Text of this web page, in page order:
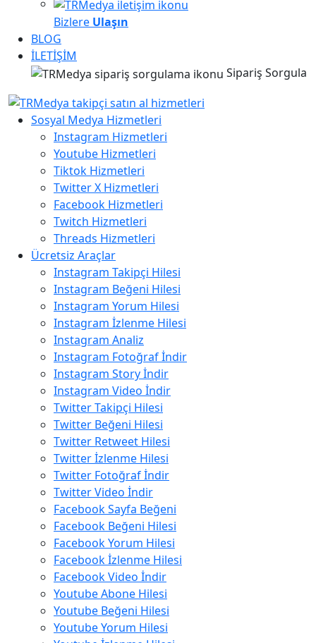
Bizlere Ulaşın
BLOG
İLETİŞİM
Sipariş Sorgula
Sosyal Medya Hizmetleri
Instagram Hizmetleri
Youtube Hizmetleri
Tiktok Hizmetleri
Twitter X Hizmetleri
Facebook Hizmetleri
Twitch Hizmetleri
Threads Hizmetleri
Ücretsiz Araçlar
Instagram Takipçi Hilesi
Instagram Beğeni Hilesi
Instagram Yorum Hilesi
Instagram İzlenme Hilesi
Instagram Analiz
Instagram Fotoğraf İndir
Instagram Story İndir
Instagram Video İndir
Twitter Takipçi Hilesi
Twitter Beğeni Hilesi
Twitter Retweet Hilesi
Twitter İzlenme Hilesi
Twitter Fotoğraf İndir
Twitter Video İndir
Facebook Sayfa Beğeni
Facebook Beğeni Hilesi
Facebook Yorum Hilesi
Facebook İzlenme Hilesi
Facebook Video İndir
Youtube Abone Hilesi
Youtube Beğeni Hilesi
Youtube Yorum Hilesi